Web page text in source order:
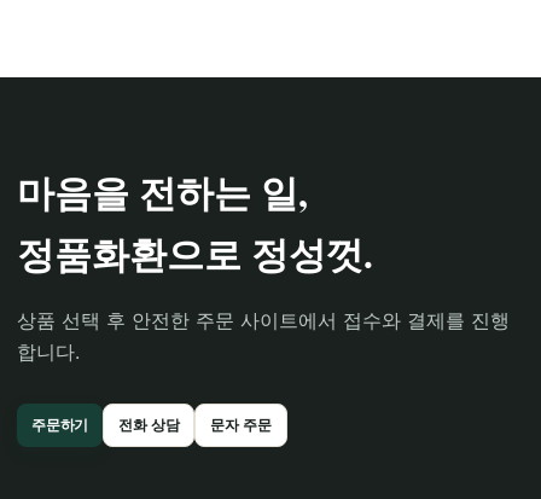
마음을 전하는 일,
정품화환으로 정성껏.
상품 선택 후 안전한 주문 사이트에서 접수와 결제를 진행
합니다.
주문하기 전화 상담 문자 주문